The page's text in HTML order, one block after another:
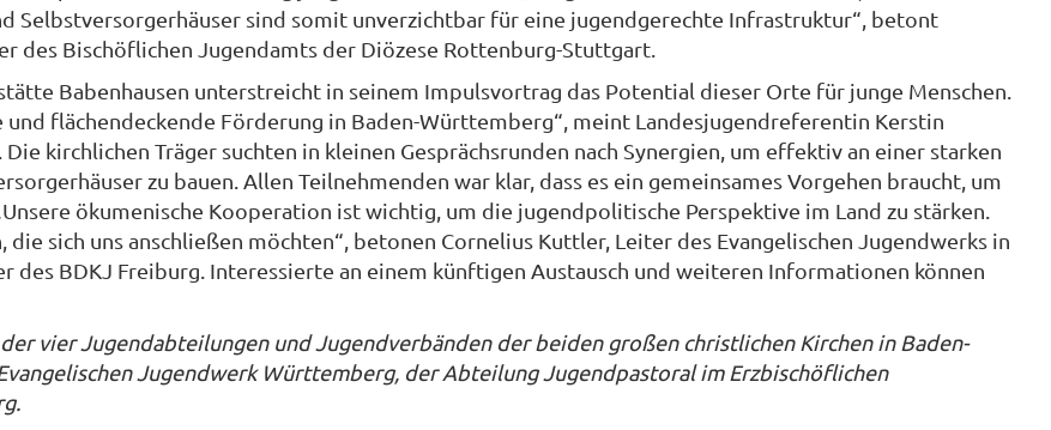
Selbstversorgerhäuser sind somit unverzichtbar für eine jugendgerechte Infrastruktur“, betont
des Bischöflichen Jugendamts der Diözese Rottenburg-Stuttgart.
Babenhausen unterstreicht in seinem Impulsvortrag das Potential dieser Orte für junge Menschen.
und flächendeckende Förderung in Baden-Württemberg“, meint Landesjugendreferentin Kerstin
kirchlichen Träger suchten in kleinen Gesprächsrunden nach Synergien, um effektiv an einer starken
zu bauen. Allen Teilnehmenden war klar, dass es ein gemeinsames Vorgehen braucht, um
ökumenische Kooperation ist wichtig, um die jugendpolitische Perspektive im Land zu stärken.
sich uns anschließen möchten“, betonen Cornelius Kuttler, Leiter des Evangelischen Jugendwerks in
des BDKJ Freiburg. Interessierte an einem künftigen Austausch und weiteren Informationen können
vier Jugendabteilungen und Jugendverbänden der beiden großen christlichen Kirchen in Baden-
Jugendwerk Württemberg, der Abteilung Jugendpastoral im Erzbischöflichen